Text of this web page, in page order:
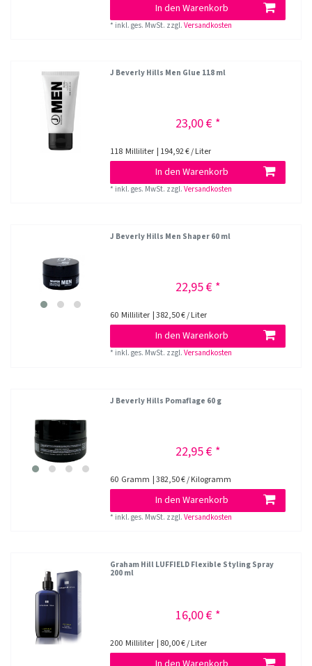
In den Warenkorb
* inkl. ges. MwSt. zzgl.Versandkosten
J Beverly Hills Men Glue 118 ml
23,00 € *
118 Milliliter | 194,92 € / Liter
In den Warenkorb
* inkl. ges. MwSt. zzgl.Versandkosten
J Beverly Hills Men Shaper 60 ml
22,95 € *
60 Milliliter | 382,50 € / Liter
In den Warenkorb
* inkl. ges. MwSt. zzgl.Versandkosten
J Beverly Hills Pomaflage 60 g
22,95 € *
60 Gramm | 382,50 € / Kilogramm
In den Warenkorb
* inkl. ges. MwSt. zzgl.Versandkosten
Graham Hill LUFFIELD Flexible Styling Spray
200 ml
16,00 € *
200 Milliliter | 80,00 € / Liter